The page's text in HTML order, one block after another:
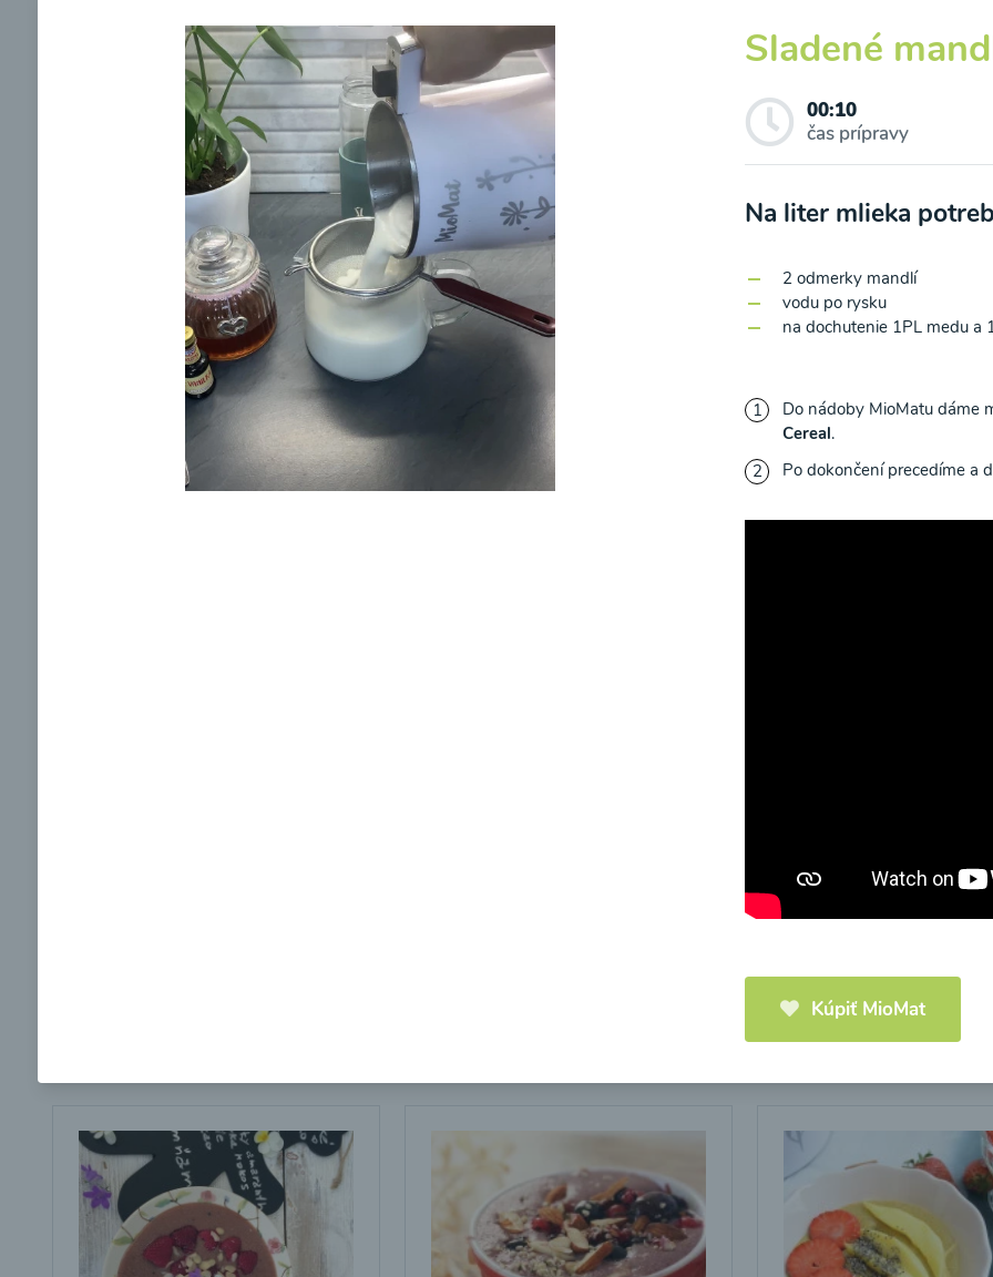
Brokolicová polievka s
cesnakom od LaPetit
Zobraziť
Brokolicová polievka s
cviklovými listami
00:25
Brokolicová polievka
krutónmi z tofu od
00:25
Kaše
Sladené
00:10
čas prípravy
Na liter mlieka
2 odmerky mandlí
vodu po rysku
na dochutenie 1PL medu a
Do nádoby MioMatu dáme
Cereal.
Po dokončení precedíme a
Kúpiť MioMat
Odber noviniek a akcií
Odoslaním registrácie na Newsletter súhlasím so spracovaním osobných údajov pre účely zasielania newsletteru